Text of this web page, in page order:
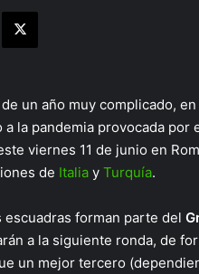
X
un año muy complicado,
a la pandemia provocada por
viernes 11 de junio en
de Italia y Turquía.
escuadras forman parte del
a la siguiente ronda, de
un mejor tercero